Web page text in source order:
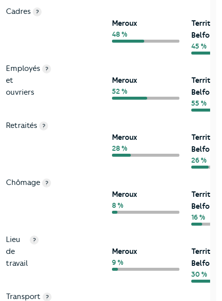
Cadres ?
Meroux
48 %
Belfort
45 %
Employés
et
ouvriers
?
Meroux
52 %
Belfort
55 %
Retraités ?
Meroux
28 %
Belfort
26 %
Chômage ?
Meroux
8 %
Belfort
16 %
Lieu
de
travail
?
Meroux
9 %
Belfort
30 %
Transport
?